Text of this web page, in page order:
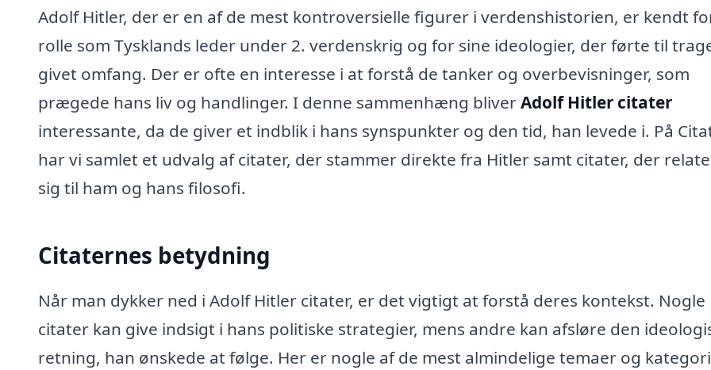
Adolf Hitler, der er en af de mest kontroversielle figurer i verdenshistorien, er kendt
rolle som Tysklands leder under 2. verdenskrig og for sine ideologier, der førte til
givet omfang. Der er ofte en interesse i at forstå de tanker og overbevisninger, som
prægede hans liv og handlinger. I denne sammenhæng bliverAdolf Hitler citater
interessante, da de giver et indblik i hans synspunkter og den tid, han levede i. På
har vi samlet et udvalg af citater, der stammer direkte fra Hitler samt citater, der
sig til ham og hans filosofi.
Citaternes betydning
Når man dykker ned i Adolf Hitler citater, er det vigtigt at forstå deres kontekst. Nogle
citater kan give indsigt i hans politiske strategier, mens andre kan afsløre den
retning, han ønskede at følge. Her er nogle af de mest almindelige temaer og